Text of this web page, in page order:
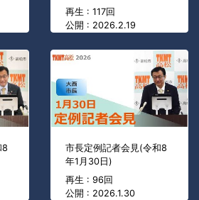
再生 : 117回
公開 : 2026.2.19
8
市長定例記者会見(令和8
年1月30日)
再生 : 96回
公開 : 2026.1.30